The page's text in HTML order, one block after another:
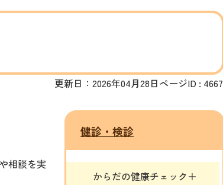
更新日：2026年04月28日ページID : 4667
相談を実
健診・検診
からだの健康チェック＋